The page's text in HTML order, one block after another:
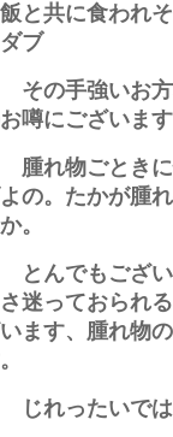
と共に食われ
ブ
その手強いお
噂にございま
腫れ物ごとき
の。たかが腫
。
とんでもござ
迷っておられ
ます、腫れ物
じれったいで